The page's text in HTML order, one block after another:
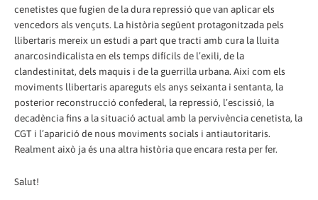
cenetistes que fugien de la dura repressió que van aplicar els
vencedors als vençuts. La història següent protagonitzada pels
llibertaris mereix un estudi a part que tracti amb cura la lluita
anarcosindicalista en els temps difícils de l’exili, de la
clandestinitat, dels maquis i de la guerrilla urbana. Així com els
moviments llibertaris apareguts els anys seixanta i sentanta, la
posterior reconstrucció confederal, la repressió, l’escissió, la
decadència fins a la situació actual amb la pervivència cenetista, la
CGT i l’aparició de nous moviments socials i antiautoritaris.
Realment això ja és una altra història que encara resta per fer.
Salut!